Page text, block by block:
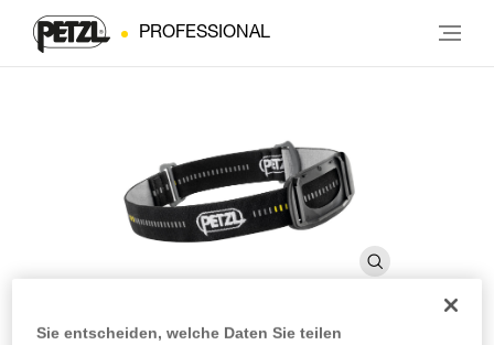
PROFESSIONAL
Sie entscheiden, welche Daten Sie teilen